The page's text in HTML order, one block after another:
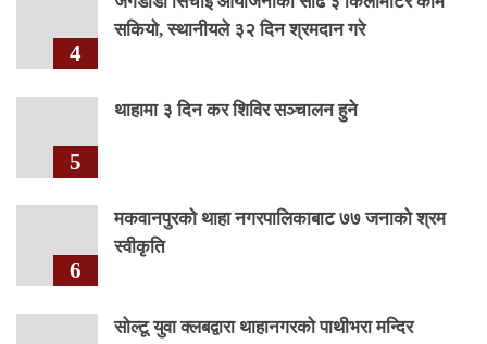
4
सकियो, स्थानीयले ३२ दिन श्रमदान गरे
5
थाहामा ३ दिन कर शिविर सञ्चालन हुने
6
मकवानपुरको थाहा नगरपालिकाबाट ७७ जनाको श्रम
स्वीकृति
सोल्टू युवा क्लबद्वारा थाहानगरको पाथीभरा मन्दिर